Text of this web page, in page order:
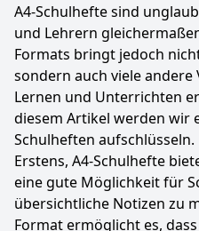
A4-Schulhefte sind
und Lehrern
Formats bringt jedoch
sondern auch viele andere
Lernen und Unterrichten
diesem Artikel werden wir
Schulheften aufschlüsseln.
Erstens, A4-Schulhefte
eine gute Möglichkeit für
übersichtliche Notizen zu
Format ermöglicht es,